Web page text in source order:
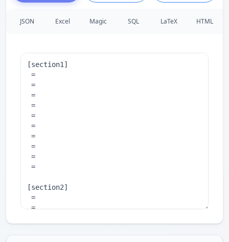
JSON Excel Magic SQL LaTeX HTML